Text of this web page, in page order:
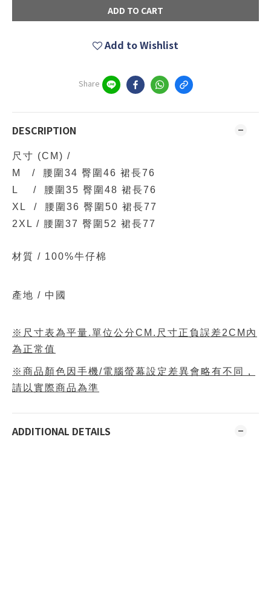
ADD TO CART
Add to Wishlist
Share
DESCRIPTION
尺寸 (CM) /
M / 腰圍34 臀圍46 裙長76
L / 腰圍35 臀圍48 裙長76
XL / 腰圍36 臀圍50 裙長77
2XL / 腰圍37 臀圍52 裙長77
材質 / 100%牛仔棉
產地 / 中國
※尺寸表為平量.單位公分CM.尺寸正負誤差2CM內
為正常值
※商品顏色因手機/電腦螢幕設定差異會略有不同，
請以實際商品為準
ADDITIONAL DETAILS